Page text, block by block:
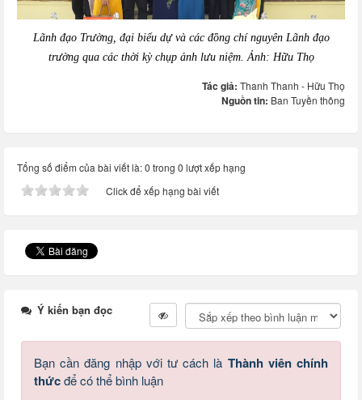
Lãnh đạo Trường, đại biểu dự và các đồng chí nguyên Lãnh đạo
trường qua các thời kỳ chụp ảnh lưu niệm. Ảnh: Hữu Thọ
Tác giả: Thanh Thanh - Hữu Thọ
Nguồn tin: Ban Tuyền thông
Tổng số điểm của bài viết là: 0 trong 0 lượt xếp hạng
Click để xếp hạng bài viết
Ý kiến bạn đọc
Bạn cần đăng nhập với tư cách là Thành viên chính
thứcđể có thể bình luận